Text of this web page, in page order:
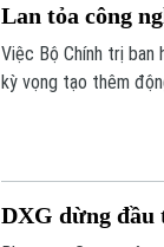
Lan tỏa công
Việc Bộ Chính trị
kỳ vọng tạo thêm
DXG dừng đầu